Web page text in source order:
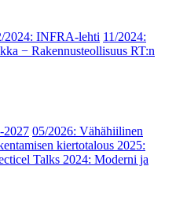
2024: INFRA-lehti 11/2024:
− Rakennusteollisuus RT:n
2027 05/2026: Vähähiilinen
kiertotalous 2025:
Talks 2024: Moderni ja